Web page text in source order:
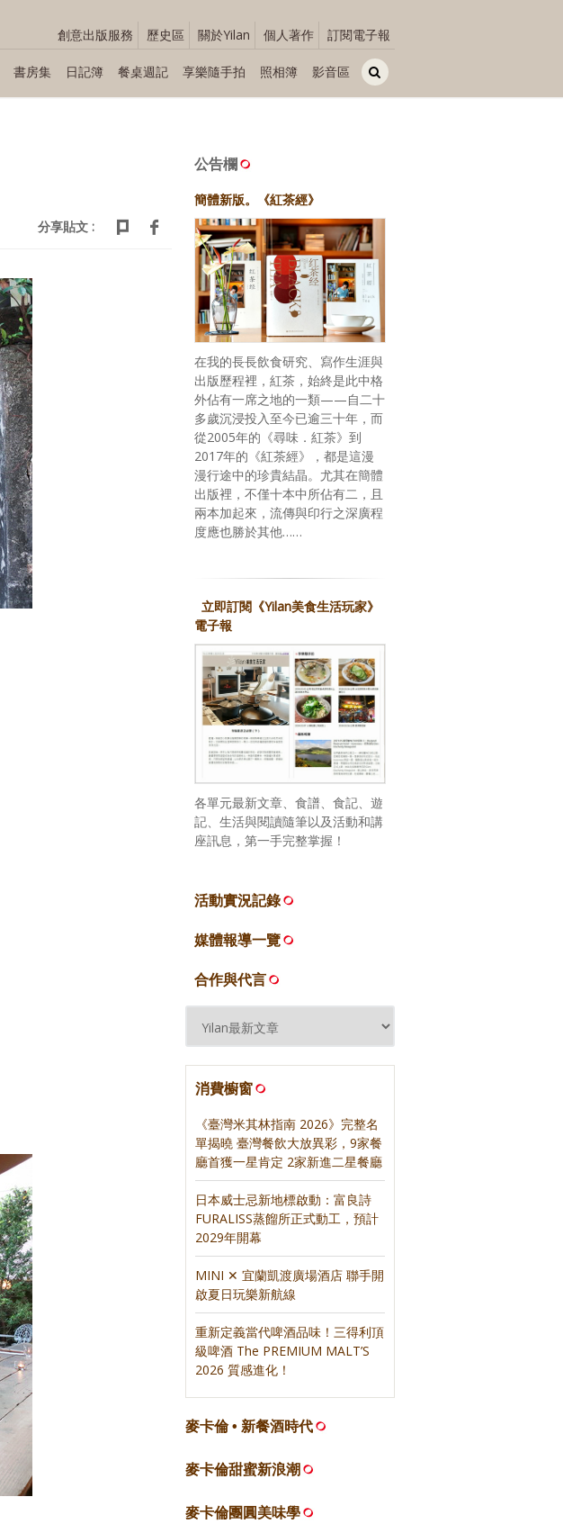
創意出版服務 歷史區 關於Yilan 個人著作 訂閱電子報
書房集 日記簿 餐桌週記 享樂隨手拍 照相簿 影音區
分享貼文 :
公告欄
簡體新版。《紅茶經》
在我的長長飲食研究、寫作生涯與
出版歷程裡，紅茶，始終是此中格
外佔有一席之地的一類——自二十
多歲沉浸投入至今已逾三十年，而
從2005年的《尋味．紅茶》到
2017年的《紅茶經》，都是這漫
漫行途中的珍貴結晶。尤其在簡體
出版裡，不僅十本中所佔有二，且
兩本加起來，流傳與印行之深廣程
度應也勝於其他……
立即訂閱《Yilan美食生活玩家》
電子報
各單元最新文章、食譜、食記、遊
記、生活與閱讀隨筆以及活動和講
座訊息，第一手完整掌握！
活動實況記錄
媒體報導一覽
合作與代言
消費櫥窗
《臺灣米其林指南 2026》完整名
單揭曉 臺灣餐飲大放異彩，9家餐
廳首獲一星肯定 2家新進二星餐廳
日本威士忌新地標啟動：富良詩
FURALISS蒸餾所正式動工，預計
2029年開幕
MINI ✕ 宜蘭凱渡廣場酒店 聯手開
啟夏日玩樂新航線
重新定義當代啤酒品味！三得利頂
級啤酒 The PREMIUM MALT’S
2026 質感進化！
麥卡倫 • 新餐酒時代
麥卡倫甜蜜新浪潮
麥卡倫團圓美味學